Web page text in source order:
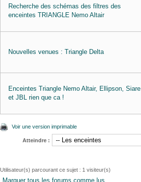
Recherche des schémas des filtres des
enceintes TRIANGLE Nemo Altair
Nouvelles venues : Triangle Delta
Enceintes Triangle Nemo Altair, Ellipson, Siare
et JBL rien que ca !
Voir une version imprimable
Atteindre :
Utilisateur(s) parcourant ce sujet : 1 visiteur(s)
Marquer tous les forums comme lus